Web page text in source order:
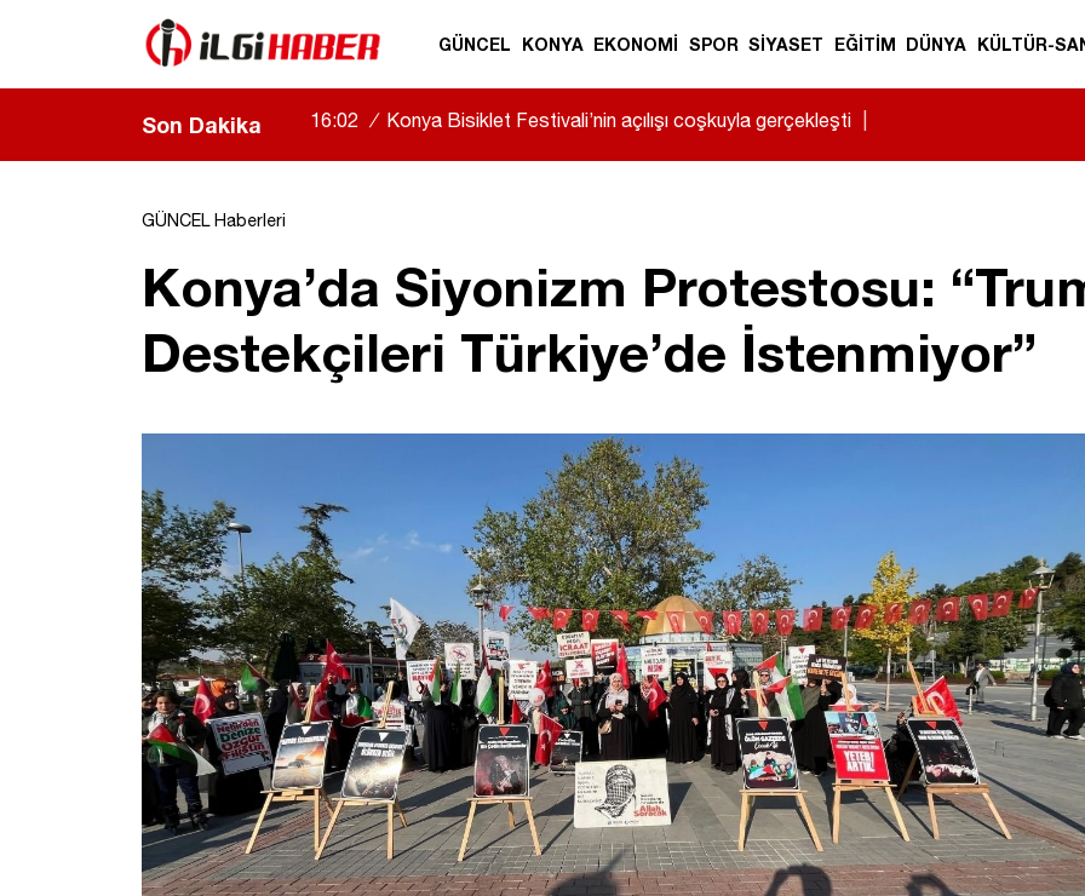
GÜNCEL KONYA EKONOMİ SPOR SİYASET EĞİTİM DÜNYA KÜLTÜR-
Son Dakika 16:02 / Konya Bisiklet Festivali’nin açılışı coşkuyla gerçekleşti
GÜNCEL Haberleri
Konya’da Siyonizm Protestosu:
Destekçileri Türkiye’de İstenmiyor”